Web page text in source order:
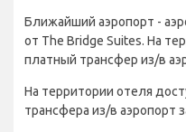
Ближайший аэропорт -
от The Bridge Suites. На
платный трансфер из/в
На территории отеля
трансфера из/в аэропорт